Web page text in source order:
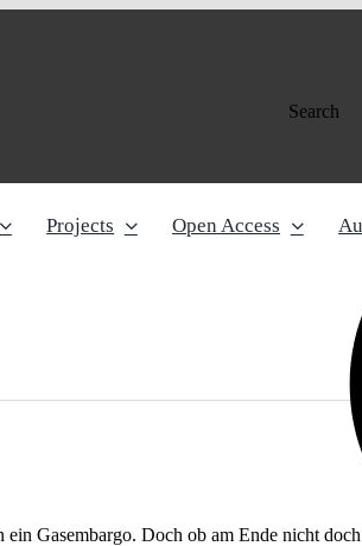
Search
Projects Open Access
Gasembargo. Doch ob am Ende nicht